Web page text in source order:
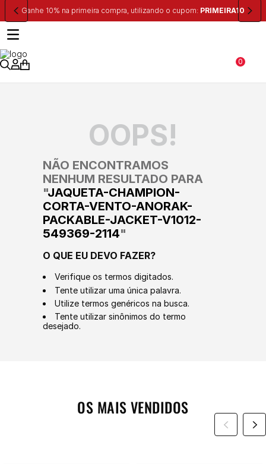
utilizando o cupom:PRIMEIRA10 Frete Grátispara região
0
OOPS!
NÃO ENCONTRAMOS
NENHUM RESULTADO PARA
"JAQUETA-CHAMPION-
CORTA-VENTO-ANORAK-
PACKABLE-JACKET-V1012-
549369-2114"
O QUE EU DEVO FAZER?
Verifique os termos digitados.
Tente utilizar uma única palavra.
Utilize termos genéricos na busca.
Tente utilizar sinônimos do termo
desejado.
OS MAIS VENDIDOS